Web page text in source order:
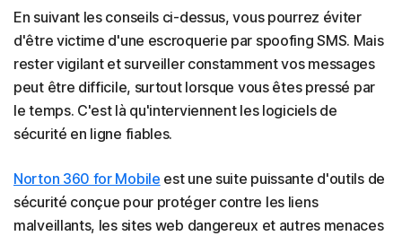
En suivant les conseils ci-dessus, vous pourrez éviter
d'être victime d'une escroquerie par spoofing SMS. Mais
rester vigilant et surveiller constamment vos messages
peut être difficile, surtout lorsque vous êtes pressé par
le temps. C'est là qu'interviennent les logiciels de
sécurité en ligne fiables.
Norton 360 for Mobile est une suite puissante d'outils de
sécurité conçue pour protéger contre les liens
malveillants, les sites web dangereux et autres menaces